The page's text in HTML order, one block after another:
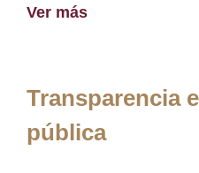
Ver más
Transparencia
pública